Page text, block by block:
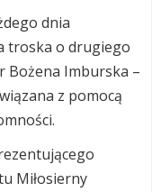
dnia
troska o drugiego
Bożena Imburska –
z pomocą
Miłosierny